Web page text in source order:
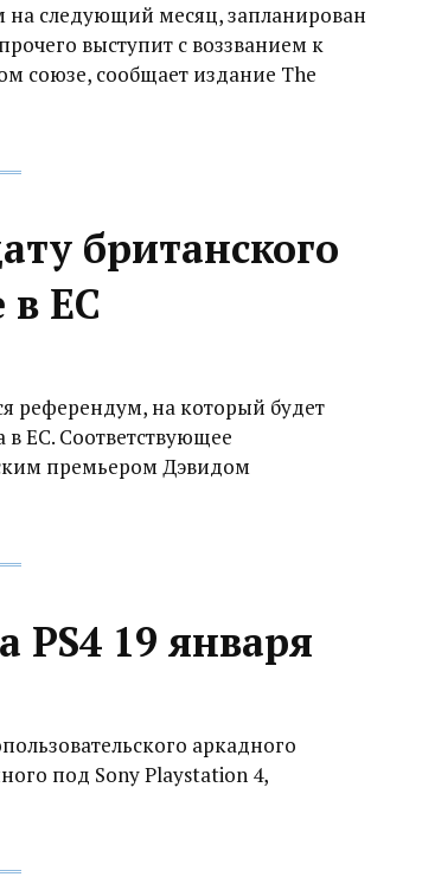
следующий месяц, запланирован
выступит с воззванием к
союзе, сообщает издание The
британского
в ЕС
референдум, на который будет
в ЕС. Соответствующее
премьером Дэвидом
19 января
аркадного
под Sony Playstation 4,